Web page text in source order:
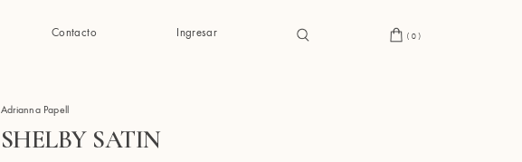
Contacto Ingresar (0)
Adrianna Papell
SHELBY SATIN